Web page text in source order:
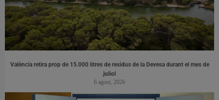
València retira prop de 15.000 litres de residus de la Devesa durant el mes de
juliol
6 agost, 2026